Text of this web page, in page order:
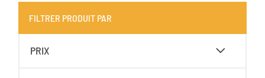
FILTRER PRODUIT PAR
PRIX